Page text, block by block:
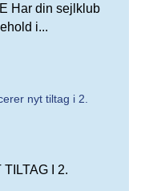
Har din sejlklub
i...
I 2.